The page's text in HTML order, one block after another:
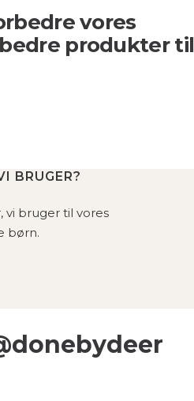
vores
produkter til
BRUGER?
bruger til vores
børn.